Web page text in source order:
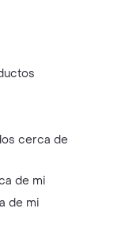
cerca de
de mi
de mi